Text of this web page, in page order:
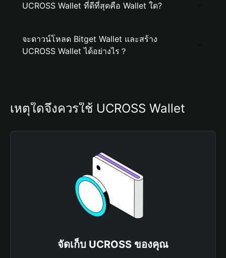
UCROSS Wallet ที่ดีที่สุดคือ Wallet ใด?
จะดาวน์โหลด Bitget Wallet และสร้าง
UCROSS Wallet ได้อย่างไร？
เหตุใดจึงควรใช้ UCROSS Wallet
จัดเก็บ UCROSS ของคุณ